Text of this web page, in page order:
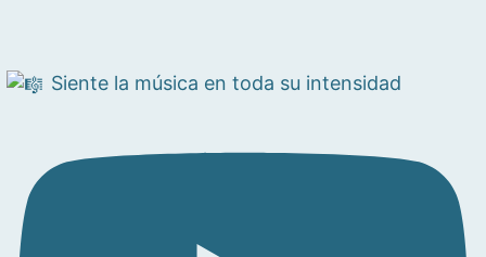
Siente la música en toda su intensidad